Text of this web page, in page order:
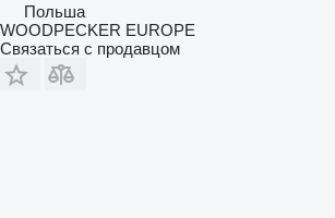
Польша
WOODPECKER EUROPE
Связаться с продавцом